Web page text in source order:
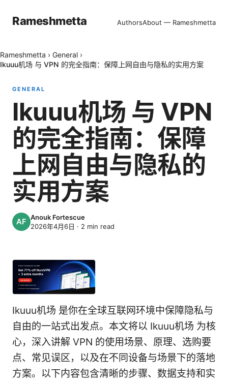
Rameshmetta AuthorsAbout — Rameshmetta
Rameshmetta › General ›
Ikuuu机场 与 VPN 的完全指南：保障上网自由与隐私的实用方案
GENERAL
Ikuuu机场 与 VPN
的完全指南：保障
上网自由与隐私的
实用方案
Anouk Fortescue
2026年4月6日 · 2 min read
Ikuuu机场 是你在全球互联网环境中保障隐私与
自由的一站式出发点。本文将以 Ikuuu机场 为核
心，深入讲解 VPN 的使用场景、原理、选购要
点、常见误区，以及在不同设备与场景下的落地
方案。以下内容包含清晰的步骤、数据支持和实